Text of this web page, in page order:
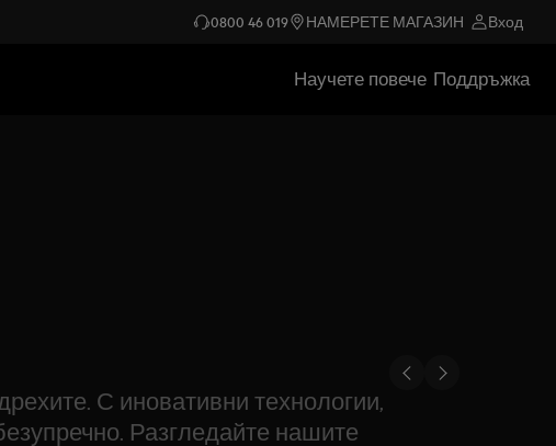
0800 46 019 НАМЕРЕТЕ МАГАЗИН Вход
Научете повече Поддръжка
С иновативни технологии,
Разгледайте нашите